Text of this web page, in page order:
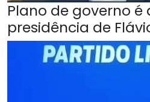
Plano de governo é
presidência de